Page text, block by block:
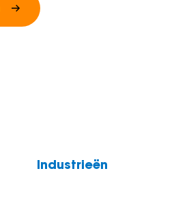
Industrieën